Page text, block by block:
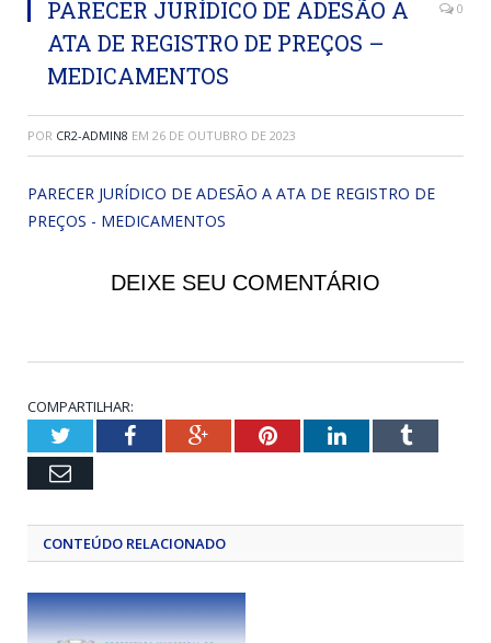
PARECER JURÍDICO DE ADESÃO A
ATA DE REGISTRO DE PREÇOS –
MEDICAMENTOS
0
POR CR2-ADMIN8 EM 26 DE OUTUBRO DE 2023
PARECER JURÍDICO DE ADESÃO A ATA DE REGISTRO DE
PREÇOS - MEDICAMENTOS
DEIXE SEU COMENTÁRIO
COMPARTILHAR:
TwitterFacebookGoogle+PinterestLinkedInTumblr
Email
CONTEÚDO RELACIONADO